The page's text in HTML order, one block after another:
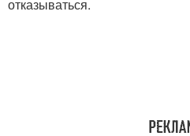
отказываться.